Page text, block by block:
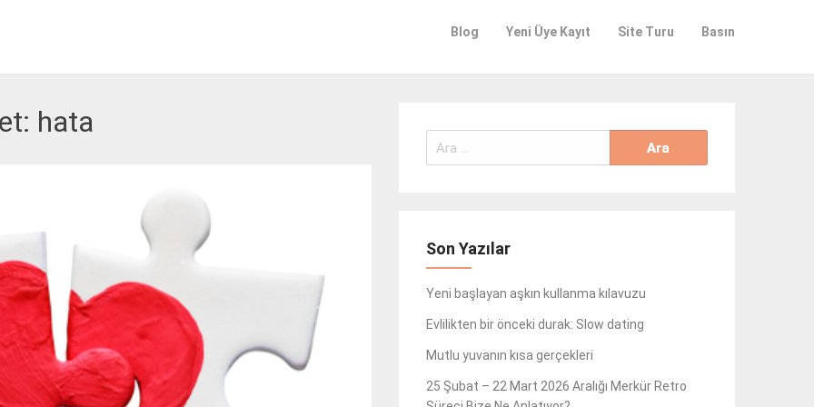
Blog Yeni Üye Kayıt Site Turu Basın
hata
Arama:
Son Yazılar
Yeni başlayan aşkın kullanma kılavuzu
Evlilikten bir önceki durak: Slow dating
Mutlu yuvanın kısa gerçekleri
25 Şubat – 22 Mart 2026 Aralığı Merkür Retro